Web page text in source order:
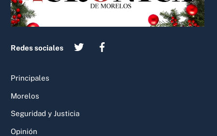
Redes sociales
Principales
Morelos
Seguridad y Justicia
Opinión